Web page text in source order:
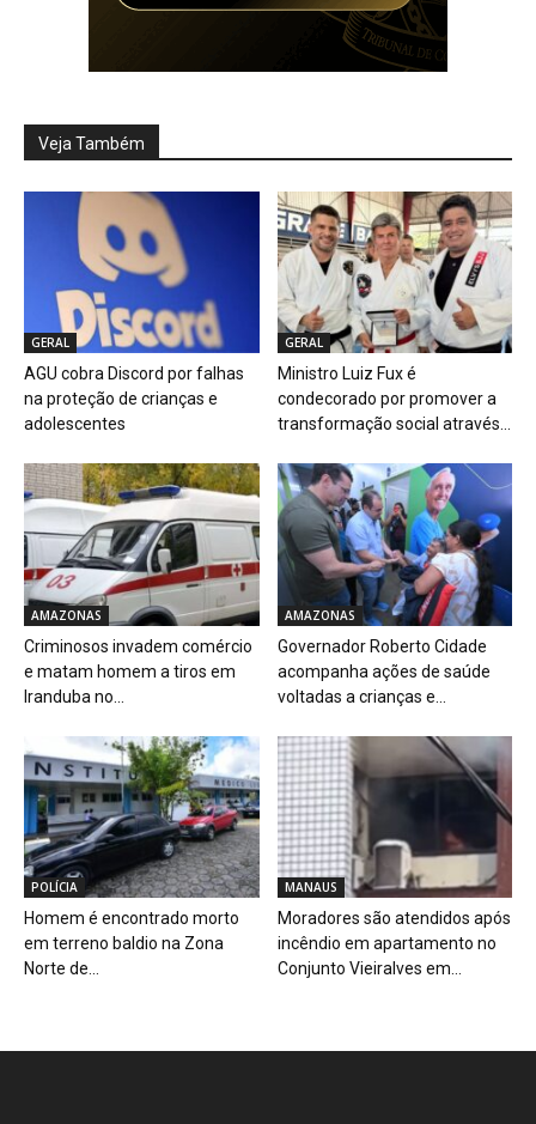
Veja Também
GERAL
AGU cobra Discord por falhas
na proteção de crianças e
adolescentes
GERAL
Ministro Luiz Fux é
condecorado por promover a
transformação social através...
AMAZONAS
Criminosos invadem comércio
e matam homem a tiros em
Iranduba no...
AMAZONAS
Governador Roberto Cidade
acompanha ações de saúde
voltadas a crianças e...
POLÍCIA
Homem é encontrado morto
em terreno baldio na Zona
Norte de...
MANAUS
Moradores são atendidos após
incêndio em apartamento no
Conjunto Vieiralves em...